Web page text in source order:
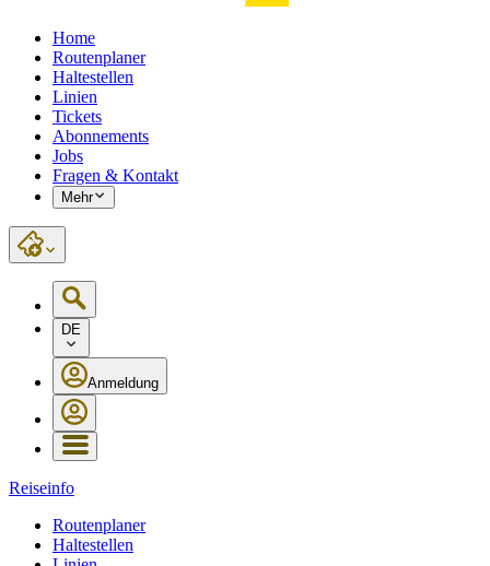
Home
Routenplaner
Haltestellen
Linien
Tickets
Abonnements
Jobs
Fragen & Kontakt
Mehr
DE
Anmeldung
Reiseinfo
Routenplaner
Haltestellen